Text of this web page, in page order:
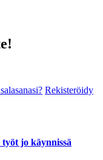
Rekisteröidy
jo käynnissä